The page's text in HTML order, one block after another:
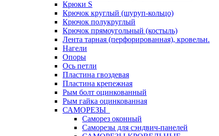
Крюки S
Крючок круглый (шуруп-кольцо)
Крючок полукруглый
Крючок прямоугольный (костыль)
Лента тарная (перфорированная), кровельн.
Нагели
Опоры
Ось петли
Пластина гвоздевая
Пластина крепежная
Рым болт оцинкованный
Рым гайка оцинкованная
САМОРЕЗЫ
Саморез оконный
Саморезы для сэндвич-панелей